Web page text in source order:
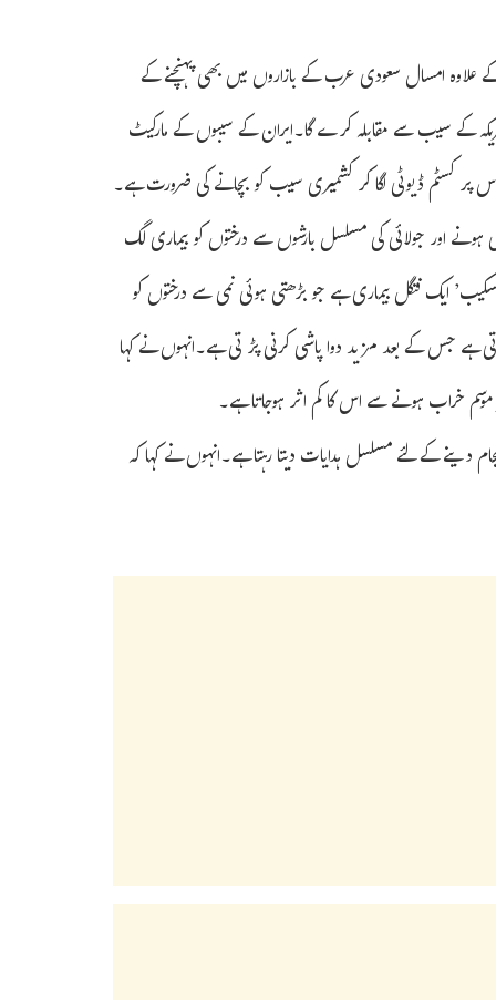
علاوہ امسال سعودی عرب کے بازاروں میں بھی پہنچنے کے
کے سیب سے مقابلہ کرے گا۔ایران کے سیبوں کے مارکیٹ
کسٹم ڈیوٹی لگا کر کشمیری سیب کو بچانے کی ضرورت ہے۔
ہونے اور جولائی کی مسلسل بارشوں سے درختوں کو بیماری لگ
ایک فنگل بیماری ہے جو بڑھتی ہوئی نمی سے درختوں کو
ہے جس کے بعد مزید دوا پاشی کرنی پڑتی ہے۔انہوں نے کہا
خراب ہونے سے اس کا کم اثر ہوجاتا ہے۔
دینے کے لئے مسلسل ہدایات دیتا رہتا ہے۔انہوں نے کہا کہ